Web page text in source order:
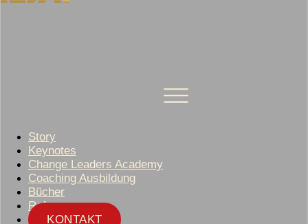
Story
Keynotes
Change Leaders Academy
Coaching Ausbildung
Bücher
Referenzen
KONTAKT